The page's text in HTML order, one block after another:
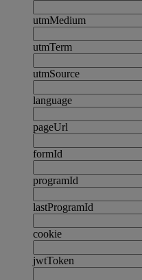
utmMedium
utmTerm
utmSource
language
pageUrl
formId
programId
lastProgramId
cookie
jwtToken